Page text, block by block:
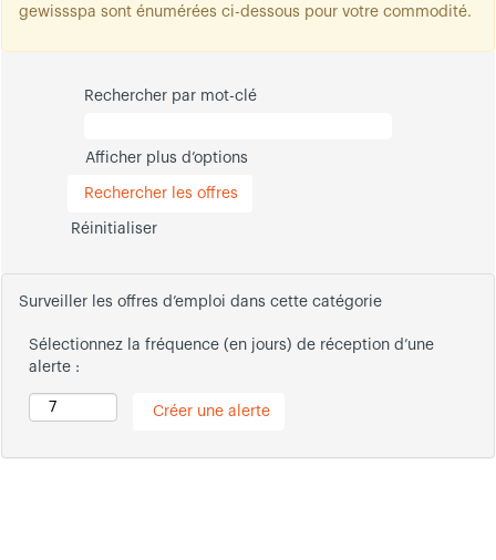
gewissspa sont énumérées ci-dessous pour votre commodité.
Rechercher par mot-clé
Afficher plus d’options
Réinitialiser
Surveiller les offres d’emploi dans cette catégorie
Sélectionnez la fréquence (en jours) de réception d’une
alerte :